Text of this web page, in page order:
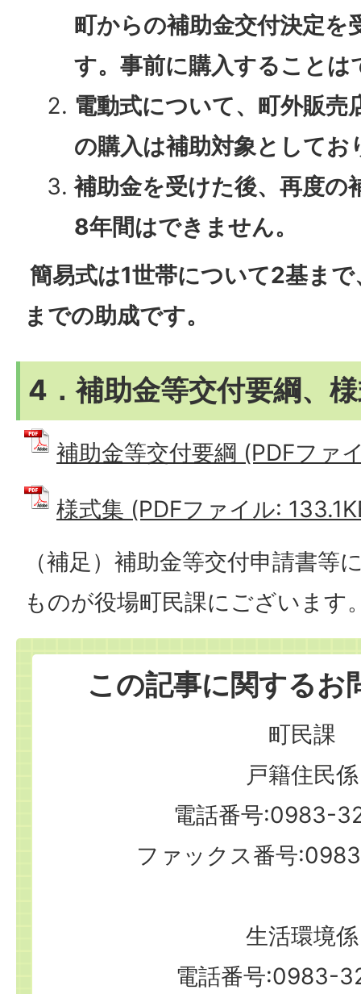
町からの補助金交付決定を
す。事前に購入することは
電動式について、町外販
の購入は補助対象としてお
補助金を受けた後、再度の
8年間はできません。
簡易式は1世帯について2基まで
までの助成です。
4．補助金等交付要綱、
補助金等交付要綱 (PDFファ
様式集 (PDFファイル:
（補足）補助金等交付申請書等
ものが役場町民課にございます
この記事に関するお
町民課
戸籍住民係
電話番号:0983-
ファックス番号
生活環境係
電話番号:0983-